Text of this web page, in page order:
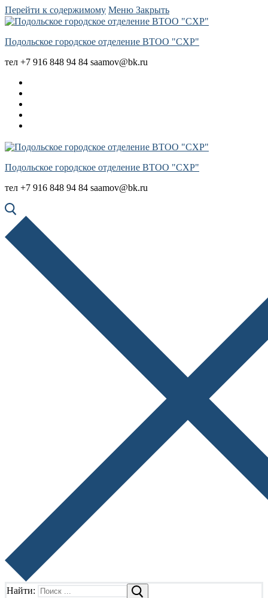
Перейти к содержимому Меню Закрыть
Подольское городское отделение ВТОО "СХР"
тел +7 916 848 94 84 saamov@bk.ru
Подольское городское отделение ВТОО "СХР"
тел +7 916 848 94 84 saamov@bk.ru
Найти: